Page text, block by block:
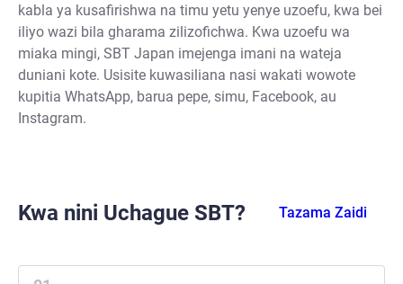
kabla ya kusafirishwa na timu yetu yenye uzoefu, kwa bei
iliyo wazi bila gharama zilizofichwa. Kwa uzoefu wa
miaka mingi, SBT Japan imejenga imani na wateja
duniani kote. Usisite kuwasiliana nasi wakati wowote
kupitia WhatsApp, barua pepe, simu, Facebook, au
Instagram.
Kwa nini Uchague SBT? Tazama Zaidi